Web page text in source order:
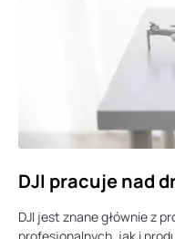
DJI pracuje nad
DJI jest znane głównie z